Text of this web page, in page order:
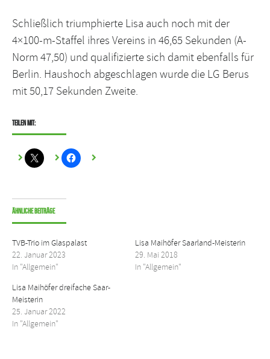
Schließlich triumphierte Lisa auch noch mit der
4×100-m-Staffel ihres Vereins in 46,65 Sekunden (A-
Norm 47,50) und qualifizierte sich damit ebenfalls für
Berlin. Haushoch abgeschlagen wurde die LG Berus
mit 50,17 Sekunden Zweite.
Teilen mit:
Ähnliche Beiträge
TVB-Trio im Glaspalast
22. Januar 2023
In "Allgemein"
Lisa Maihöfer Saarland-Meisterin
29. Mai 2018
In "Allgemein"
Lisa Maihöfer dreifache Saar-
Meisterin
25. Januar 2022
In "Allgemein"